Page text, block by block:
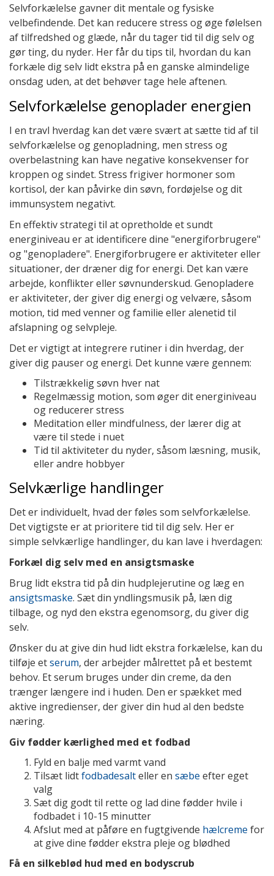
Selvforkælelse gavner dit mentale og fysiske
velbefindende. Det kan reducere stress og øge følelsen
af tilfredshed og glæde, når du tager tid til dig selv og
gør ting, du nyder. Her får du tips til, hvordan du kan
forkæle dig selv lidt ekstra på en ganske almindelige
onsdag uden, at det behøver tage hele aftenen.
Selvforkælelse genoplader energien
I en travl hverdag kan det være svært at sætte tid af til
selvforkælelse og genopladning, men stress og
overbelastning kan have negative konsekvenser for
kroppen og sindet. Stress frigiver hormoner som
kortisol, der kan påvirke din søvn, fordøjelse og dit
immunsystem negativt.
En effektiv strategi til at opretholde et sundt
energiniveau er at identificere dine "energiforbrugere"
og "genopladere". Energiforbrugere er aktiviteter eller
situationer, der dræner dig for energi. Det kan være
arbejde, konflikter eller søvnunderskud. Genopladere
er aktiviteter, der giver dig energi og velvære, såsom
motion, tid med venner og familie eller alenetid til
afslapning og selvpleje.
Det er vigtigt at integrere rutiner i din hverdag, der
giver dig pauser og energi. Det kunne være gennem:
Tilstrækkelig søvn hver nat
Regelmæssig motion, som øger dit energiniveau
og reducerer stress
Meditation eller mindfulness, der lærer dig at
være til stede i nuet
Tid til aktiviteter du nyder, såsom læsning, musik,
eller andre hobbyer
Selvkærlige handlinger
Det er individuelt, hvad der føles som selvforkælelse.
Det vigtigste er at prioritere tid til dig selv. Her er
simple selvkærlige handlinger, du kan lave i hverdagen:
Forkæl dig selv med en ansigtsmaske
Brug lidt ekstra tid på din hudplejerutine og læg en
ansigtsmaske. Sæt din yndlingsmusik på, læn dig
tilbage, og nyd den ekstra egenomsorg, du giver dig
selv.
Ønsker du at give din hud lidt ekstra forkælelse, kan du
tilføje etserum, der arbejder målrettet på et bestemt
behov. Et serum bruges under din creme, da den
trænger længere ind i huden. Den er spækket med
aktive ingredienser, der giver din hud al den bedste
næring.
Giv fødder kærlighed med et fodbad
Fyld en balje med varmt vand
Tilsæt lidtfodbadesalteller en sæbe efter eget
valg
Sæt dig godt til rette og lad dine fødder hvile i
fodbadet i 10-15 minutter
Afslut med at påføre en fugtgivende hælcreme for
at give dine fødder ekstra pleje og blødhed
Få en silkeblød hud med en bodyscrub